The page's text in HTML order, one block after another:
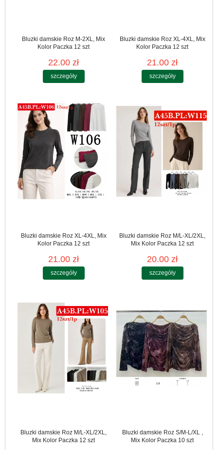
Bluzki damskie Roz M-2XL, Mix
Kolor Paczka 12 szt
22.00 zł
szczegóły
Bluzki damskie Roz XL-4XL, Mix
Kolor Paczka 12 szt
21.00 zł
szczegóły
Bluzki damskie Roz XL-4XL, Mix
Kolor Paczka 12 szt
21.00 zł
szczegóły
Bluzki damskie Roz M/L-XL/2XL,
Mix Kolor Paczka 12 szt
20.00 zł
szczegóły
Bluzki damskie Roz M/L-XL/2XL,
Mix Kolor Paczka 12 szt
Bluzki damskie Roz S/M-L/XL ,
Mix Kolor Paczka 10 szt